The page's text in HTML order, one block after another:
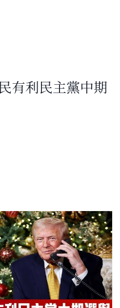
有利民主黨中期